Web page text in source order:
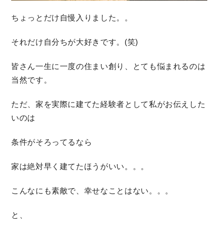
ちょっとだけ自慢入りました。。
それだけ自分ちが大好きです。(笑)
皆さん一生に一度の住まい創り、とても悩まれるのは
当然です。
ただ、家を実際に建てた経験者として私がお伝えした
いのは
条件がそろってるなら
家は絶対早く建てたほうがいい。。。
こんなにも素敵で、幸せなことはない。。。
と、